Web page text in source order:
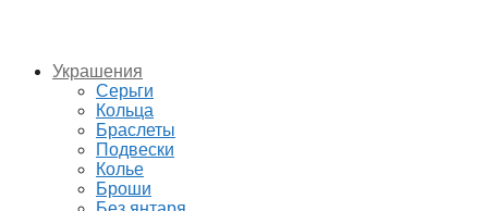
Украшения
Серьги
Кольца
Браслеты
Подвески
Колье
Броши